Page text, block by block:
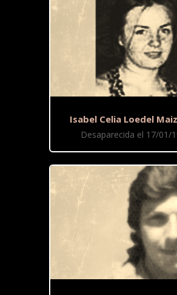
Isabel Celia Loedel
Desaparecida el 17/01/